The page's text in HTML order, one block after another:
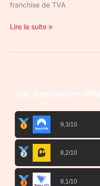
franchise de TVA
Lire la suite »
Top 3 meilleurs VPN
9,3/10
8,2/10
8,1/10